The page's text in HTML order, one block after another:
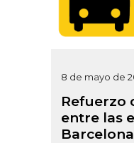
8 de mayo de
Refuerzo
entre las